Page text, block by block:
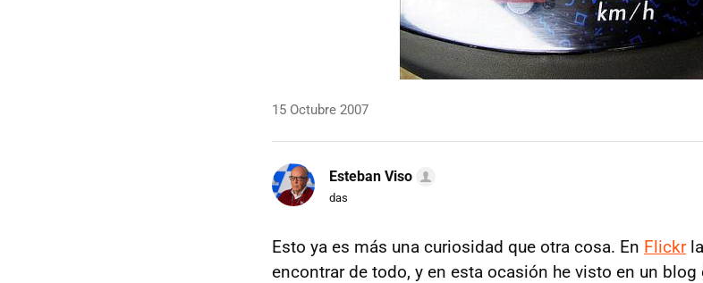
15 Octubre 2007
Esteban Viso
das
Esto ya es más una curiosidad que otra cosa. En Flickrla
encontrar de todo, y en esta ocasión he visto en un